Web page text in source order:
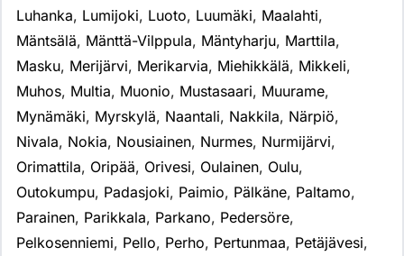
Luhanka, Lumijoki, Luoto, Luumäki, Maalahti,
Mäntsälä, Mänttä-Vilppula, Mäntyharju, Marttila,
Masku, Merijärvi, Merikarvia, Miehikkälä, Mikkeli,
Muhos, Multia, Muonio, Mustasaari, Muurame,
Mynämäki, Myrskylä, Naantali, Nakkila, Närpiö,
Nivala, Nokia, Nousiainen, Nurmes, Nurmijärvi,
Orimattila, Oripää, Orivesi, Oulainen, Oulu,
Outokumpu, Padasjoki, Paimio, Pälkäne, Paltamo,
Parainen, Parikkala, Parkano, Pedersöre,
Pelkosenniemi, Pello, Perho, Pertunmaa, Petäjävesi,